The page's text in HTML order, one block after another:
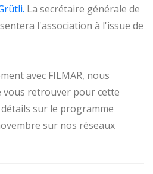
La secrétaire générale de
l'association à l'issue de
avec FILMAR, nous
vous retrouver pour cette
sur le programme
sur nos réseaux